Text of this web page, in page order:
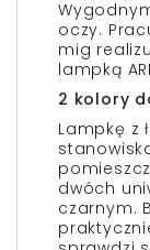
oczy.
mig
lampką
2 kolory
Lampkę z
dwóch
czarnym.